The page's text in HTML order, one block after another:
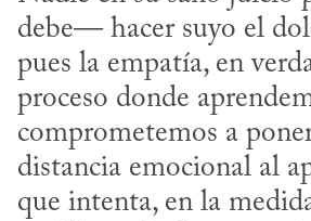
debe— hacer suyo el
pues la empatía, en
proceso donde
comprometemos a
distancia emocional al
que intenta, en la